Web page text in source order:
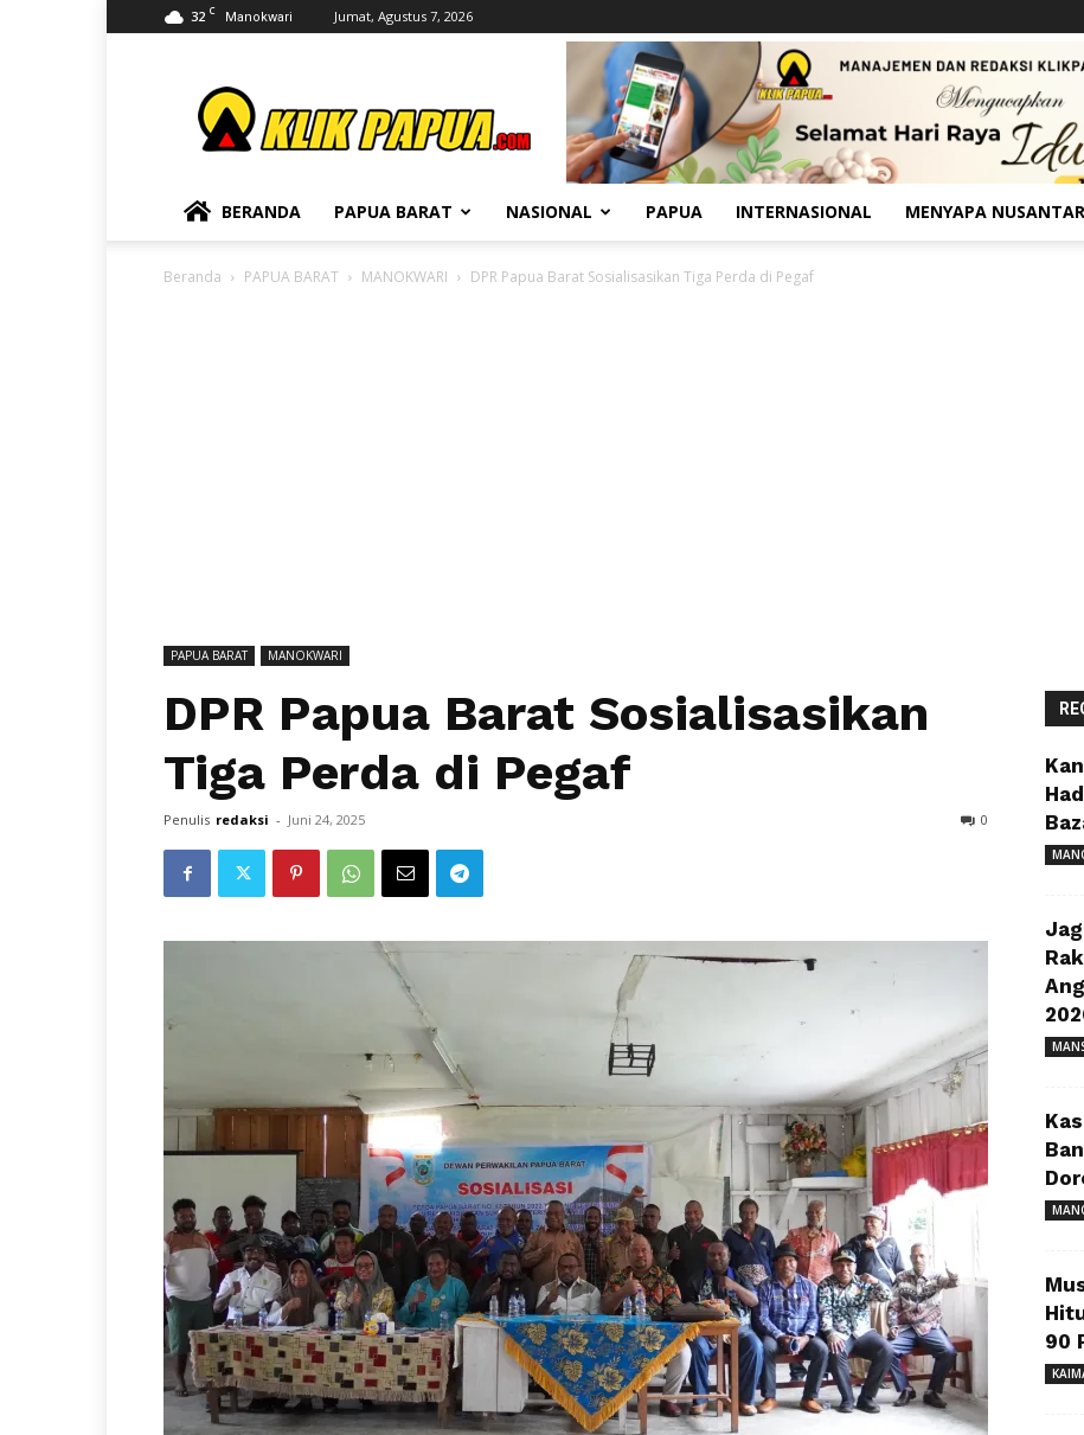
32 C Manokwari Jumat, Agustus 7, 2026
BERANDA PAPUA BARAT NASIONAL PAPUA INTERNASIONAL MENYAPA
Beranda PAPUA BARAT MANOKWARI DPR Papua Barat Sosialisasikan Tiga Perda di Pegaf
PAPUA BARAT MANOKWARI
DPR Papua Barat Sosialisasikan
Tiga Perda di Pegaf
Penulis redaksi - Juni 24, 2025 0
90